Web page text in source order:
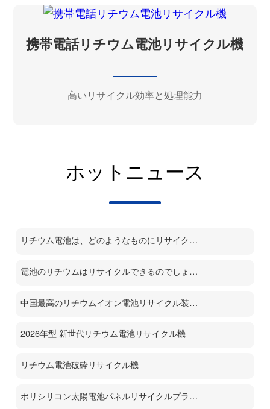
携帯電話リチウム電池リサイクル機
高いリサイクル効率と処理能力
ホットニュース
リチウム電池は、どのようなものにリサイクルされるのでしょうか？
電池のリチウムはリサイクルできるのでしょうか？
中国最高のリチウムイオン電池リサイクル装置メーカー
2026年型 新世代リチウム電池リサイクル機
リチウム電池破砕リサイクル機
ポリシリコン太陽電池パネルリサイクルプラント